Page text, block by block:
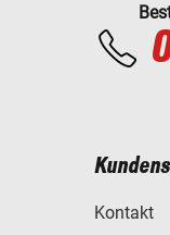
Kontakt